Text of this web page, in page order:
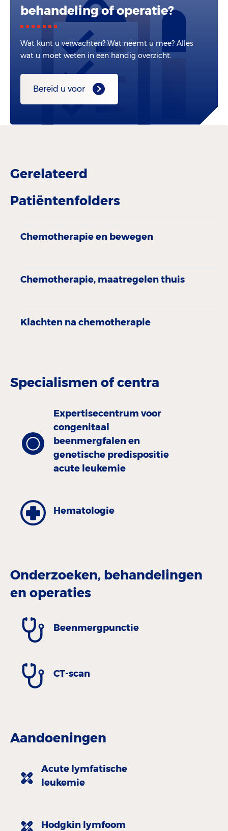
behandeling of operatie?
Wat kunt u verwachten? Wat neemt u mee? Alles
wat u moet weten in een handig overzicht.
Bereid u voor
Gerelateerd
Patiëntenfolders
Chemotherapie en bewegen
Chemotherapie, maatregelen thuis
Klachten na chemotherapie
Specialismen of centra
Expertisecentrum voor
congenitaal
beenmergfalen en
genetische predispositie
acute leukemie
Hematologie
Onderzoeken, behandelingen
en operaties
Beenmergpunctie
CT-scan
Aandoeningen
Acute lymfatische
leukemie
Hodgkin lymfoom